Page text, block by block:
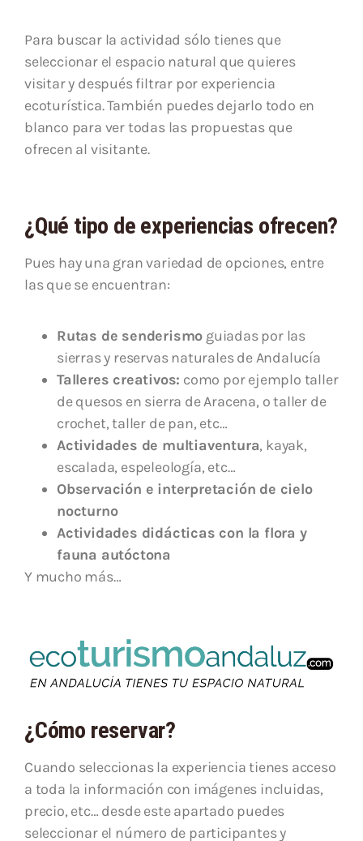
Para buscar la actividad sólo tienes que
seleccionar el espacio natural que quieres
visitar y después filtrar por experiencia
ecoturística. También puedes dejarlo todo en
blanco para ver todas las propuestas que
ofrecen al visitante.
¿Qué tipo de experiencias ofrecen?
Pues hay una gran variedad de opciones, entre
las que se encuentran:
Rutas de senderismo guiadas por las
sierras y reservas naturales de Andalucía
Talleres creativos: como por ejemplo taller
de quesos en sierra de Aracena, o taller de
crochet, taller de pan, etc…
Actividades de multiaventura, kayak,
escalada, espeleología, etc…
Observación e interpretación de cielo
nocturno
Actividades didácticas con la flora y
fauna autóctona
Y mucho más…
¿Cómo reservar?
Cuando seleccionas la experiencia tienes acceso
a toda la información con imágenes incluidas,
precio, etc… desde este apartado puedes
seleccionar el número de participantes y